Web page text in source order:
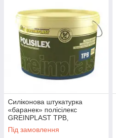
Силіконова штукатурка
«баранек» полісілекс
GREINPLAST TPB,
силіконова штукатурка
полісілекс Грейнпласт
Під замовлення